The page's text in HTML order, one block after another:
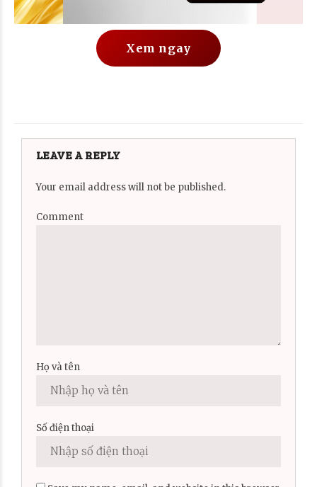
Xem ngay
LEAVE A REPLY
Your email address will not be published.
Comment
Họ và tên
Số điện thoại